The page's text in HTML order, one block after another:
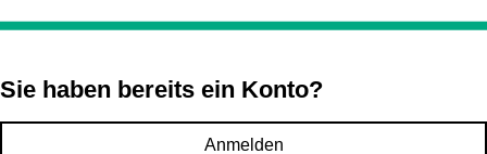
Sie haben bereits ein Konto?
Anmelden